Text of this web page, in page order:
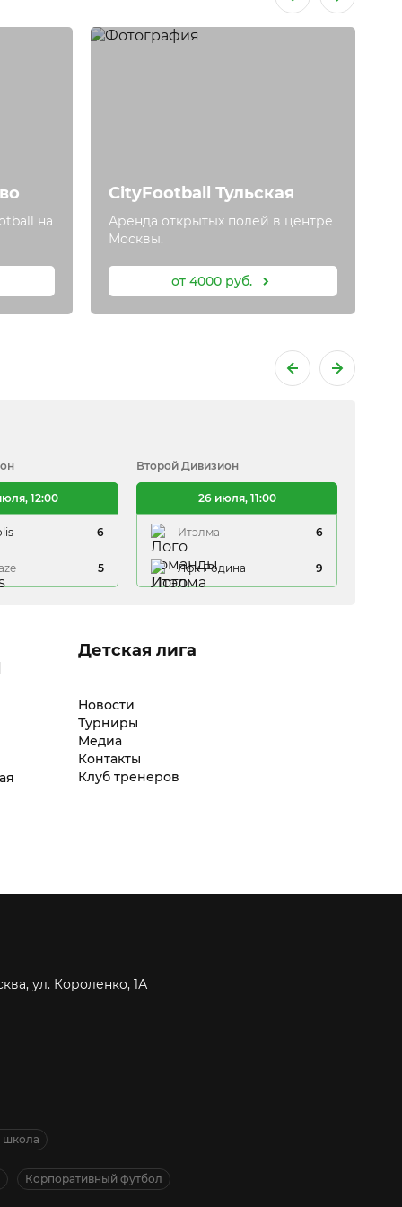
на
CityFootball Тульская
Аренда открытых полей в центре
Москвы.
от 4000 руб.
12:00
6
5
Второй Дивизион
26 июля, 11:00
Итэлма 6
Лфк Родина 9
Детская лига
Новости
Турниры
Медиа
Контакты
Клуб тренеров
ул. Короленко, 1А
школа
Корпоративный футбол